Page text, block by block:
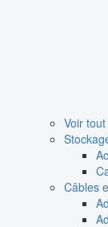
Voir
Câbles